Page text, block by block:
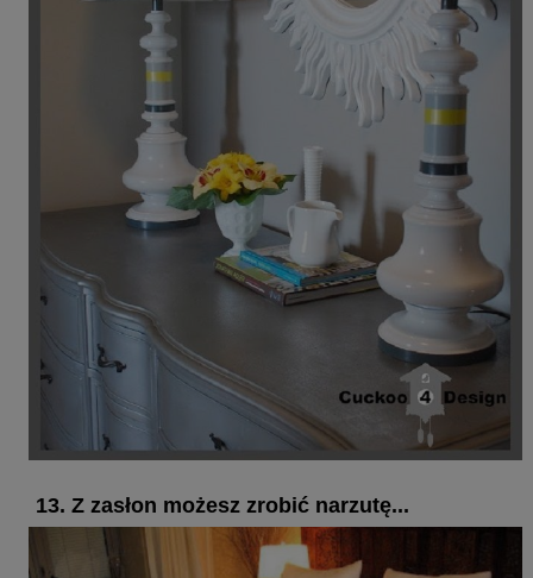
13. Z zasłon możesz zrobić narzutę...